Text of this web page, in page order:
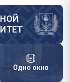
Одно окно